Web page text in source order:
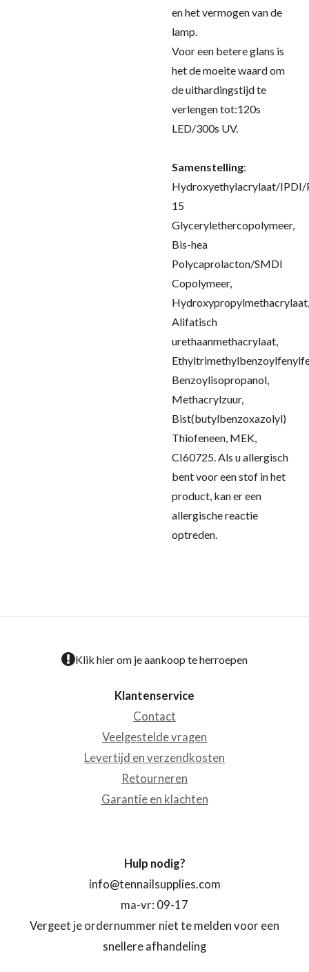
en het vermogen van de
lamp.
Voor een betere glans is
het de moeite waard om
de uithardingstijd te
verlengen tot:120s
LED/300s UV.
Samenstelling:
Hydroxyethylacrylaat/IPDI/
15
Glycerylethercopolymeer,
Bis-hea
Polycaprolacton/SMDI
Copolymeer,
Hydroxypropylmethacrylaat,
Alifatisch
urethaanmethacrylaat,
Benzoylisopropanol,
Methacrylzuur,
Bist(butylbenzoxazolyl)
Thiofeneen, MEK,
CI60725.Als u allergisch
bent voor een stof in het
product, kan er een
allergische reactie
optreden.
Klik hier om je aankoop te herroepen
Klantenservice
Contact
Veelgestelde vragen
Levertijd en verzendkosten
Retourneren
Garantie en klachten
Hulp nodig?
info@tennailsupplies.com
ma-vr: 09-17
Vergeet je ordernummer niet te melden voor een
snellere afhandeling